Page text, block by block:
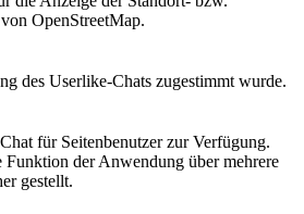
OpenStreetMap.
des Userlike-Chats zugestimmt wurde.
für Seitenbenutzer zur Verfügung.
der Anwendung über mehrere
gestellt.